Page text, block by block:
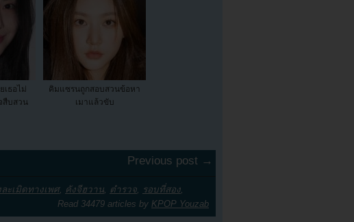
เธอไม่
สืบสวน
คิมแซรนถูกสอบสวนข้อหา
เมาแล้วขับ
Previous post →
ะเมิดทางเพศ, คังจีฮวาน ตำรวจ รอบที่สอง
Read 34479 articles by KPOP Youzab